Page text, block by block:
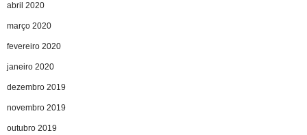
abril 2020
março 2020
fevereiro 2020
janeiro 2020
dezembro 2019
novembro 2019
outubro 2019